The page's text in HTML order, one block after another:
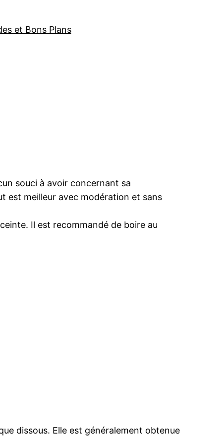
et Bons Plans
souci à avoir concernant sa
est meilleur avec modération et sans
Il est recommandé de boire au
dissous. Elle est généralement obtenue